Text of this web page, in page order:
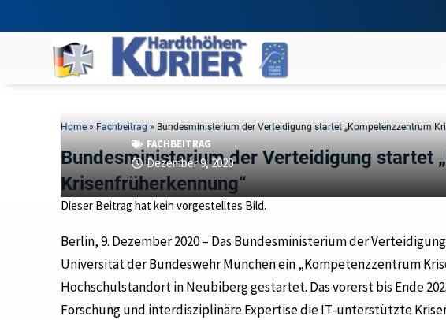
Home » Fachbeitrag » Bundesministerium der Verteidigung startet „Kompetenzzentrum
Bundesministerium der Verteidigung startet
Krisenfrüherkennung“
FACHBEITRAG
Dezember 9, 2020
Dieser Beitrag hat kein vorgestelltes Bild.
Berlin, 9. Dezember 2020 – Das Bundesministerium der
Universität der Bundeswehr München ein „Kompetenzzentrum
Hochschulstandort in Neubiberg gestartet. Das vorerst bis Ende
Forschung und interdisziplinäre Expertise die IT-unterstützte